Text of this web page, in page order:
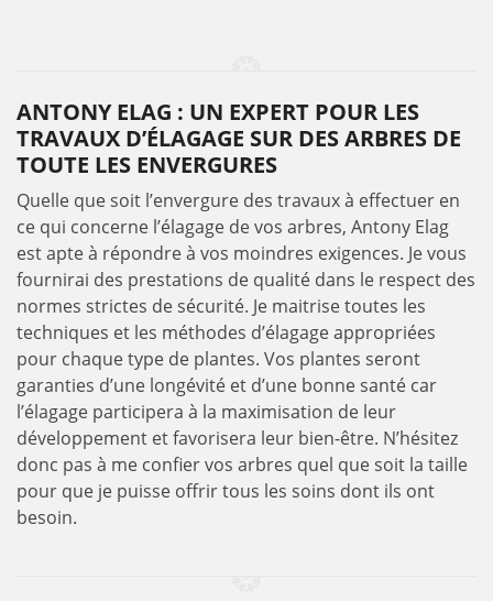
ANTONY ELAG : UN EXPERT POUR LES
TRAVAUX D’ÉLAGAGE SUR DES ARBRES DE
TOUTE LES ENVERGURES
Quelle que soit l’envergure des travaux à effectuer en
ce qui concerne l’élagage de vos arbres, Antony Elag
est apte à répondre à vos moindres exigences. Je vous
fournirai des prestations de qualité dans le respect des
normes strictes de sécurité. Je maitrise toutes les
techniques et les méthodes d’élagage appropriées
pour chaque type de plantes. Vos plantes seront
garanties d’une longévité et d’une bonne santé car
l’élagage participera à la maximisation de leur
développement et favorisera leur bien-être. N’hésitez
donc pas à me confier vos arbres quel que soit la taille
pour que je puisse offrir tous les soins dont ils ont
besoin.